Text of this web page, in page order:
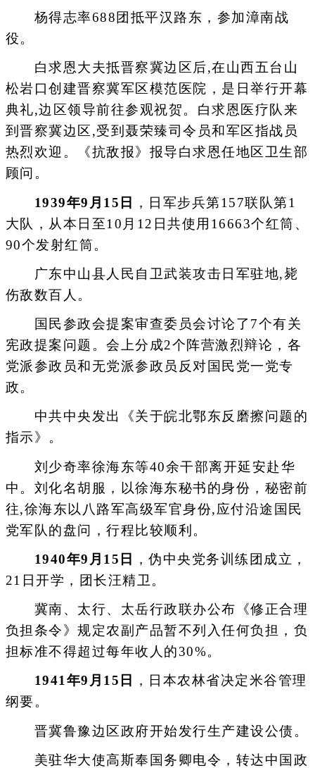
杨得志率688团抵平汉路东，参加漳南战
役。
白求恩大夫抵晋察冀边区后,在山西五台山
松岩口创建晋察冀军区模范医院，是日举行开幕
典礼,边区领导前往参观祝贺。白求恩医疗队来
到晋察冀边区,受到聂荣臻司令员和军区指战员
热烈欢迎。《抗敌报》报导白求恩任地区卫生部
顾问。
1939年9月15日
，日军步兵第157联队第1
大队，从本日至10月12日共使用16663个红筒、
90个发射红筒。
广东中山县人民自卫武装攻击日军驻地,毙
伤敌数百人。
国民参政会提案审查委员会讨论了7个有关
宪政提案问题。会上分成2个阵营激烈辩论，各
党派参政员和无党派参政员反对国民党一党专
政。
中共中央发出《关于皖北鄂东反磨擦问题的
指示》。
刘少奇率徐海东等40余干部离开延安赴华
中。刘化名胡服，以徐海东秘书的身份，秘密前
往,徐海东以八路军高级军官身份,应付沿途国民
党军队的盘问，行程比较顺利。
1940年9月15日
，伪中央党务训练团成立，
21日开学，团长汪精卫。
冀南、太行、太岳行政联办公布《修正合理
负担条令》规定农副产品暂不列入任何负担，负
担标准不得超过每年收人的30%。
1941年9月15日
，日本农林省决定米谷管理
纲要。
晋冀鲁豫边区政府开始发行生产建设公债。
美驻华大使高斯奉国务卿电令，转达中国政